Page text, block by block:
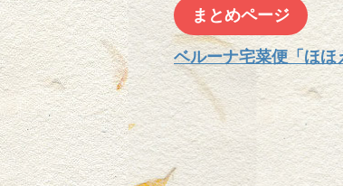
まとめページ
ベルーナ宅菜便「ほ